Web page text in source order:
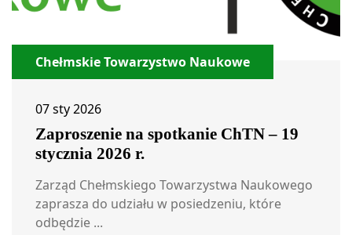
Chełmskie Towarzystwo Naukowe
07 sty 2026
Zaproszenie na spotkanie ChTN – 19
stycznia 2026 r.
Zarząd Chełmskiego Towarzystwa Naukowego
zaprasza do udziału w posiedzeniu, które
odbędzie ...